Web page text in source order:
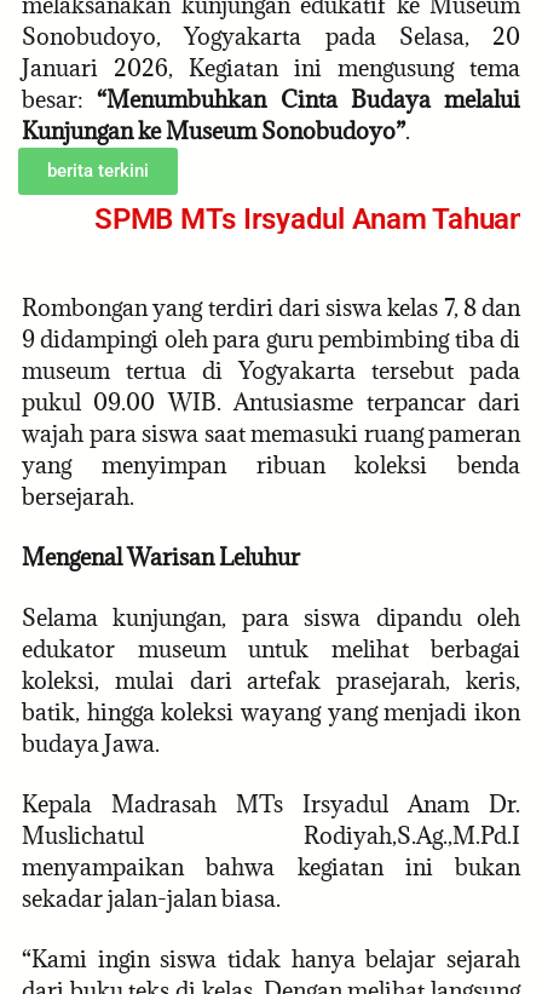
Sonobudoyo, Yogyakarta pada Selasa, 20
Januari 2026, Kegiatan ini mengusung tema
besar:“Menumbuhkan Cinta Budaya melalui
Kunjungan ke Museum Sonobudoyo”.
berita terkini
SPMB MTs Irsyadul Anam Tahuan
Rombongan yang terdiri dari siswa kelas 7, 8 dan
9 didampingi oleh para guru pembimbing tiba di
museum tertua di Yogyakarta tersebut pada
pukul 09.00 WIB. Antusiasme terpancar dari
wajah para siswa saat memasuki ruang pameran
yang menyimpan ribuan koleksi benda
bersejarah.
Mengenal Warisan Leluhur
Selama kunjungan, para siswa dipandu oleh
edukator museum untuk melihat berbagai
koleksi, mulai dari artefak prasejarah, keris,
batik, hingga koleksi wayang yang menjadi ikon
budaya Jawa.
Kepala Madrasah MTs Irsyadul Anam Dr.
Muslichatul Rodiyah,S.Ag.,M.Pd.I
menyampaikan bahwa kegiatan ini bukan
sekadar jalan-jalan biasa.
“Kami ingin siswa tidak hanya belajar sejarah